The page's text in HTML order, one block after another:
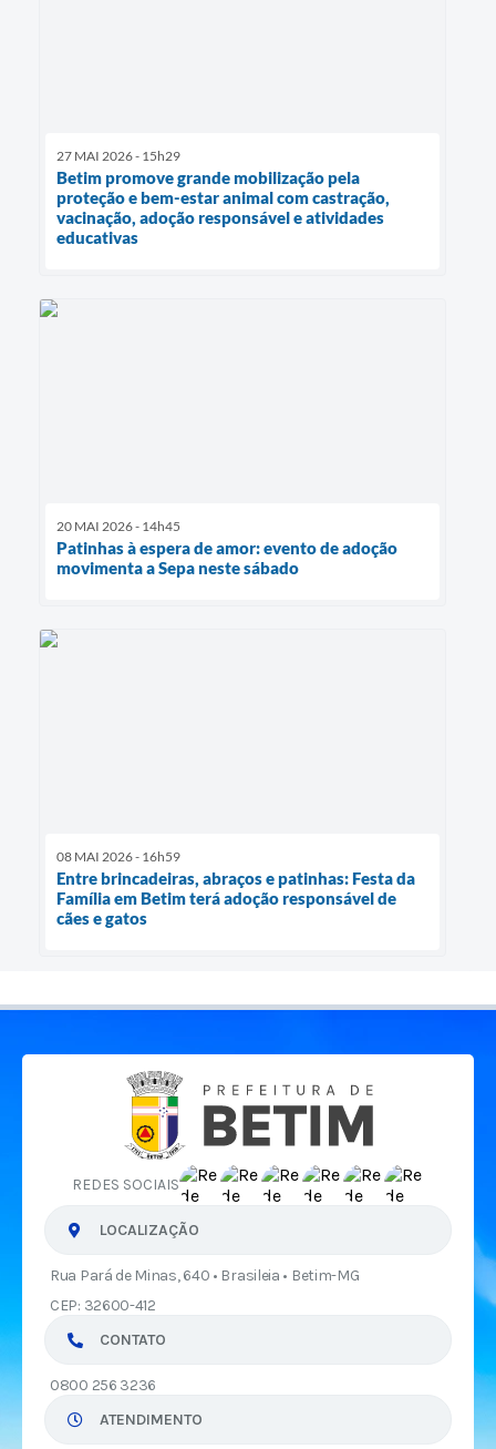
27 MAI 2026 - 15h29
Betim promove grande mobilização pela
proteção e bem-estar animal com castração,
vacinação, adoção responsável e atividades
educativas
20 MAI 2026 - 14h45
Patinhas à espera de amor: evento de adoção
movimenta a Sepa neste sábado
08 MAI 2026 - 16h59
Entre brincadeiras, abraços e patinhas: Festa da
Família em Betim terá adoção responsável de
cães e gatos
REDES SOCIAIS
LOCALIZAÇÃO
Rua Pará de Minas, 640 • Brasileia • Betim-MG
CEP: 32600-412
CONTATO
0800 256 3236
ATENDIMENTO